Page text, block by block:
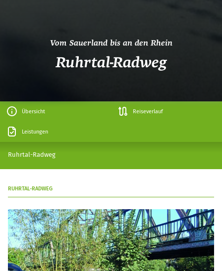
Vom Sauerland bis an den Rhein
Ruhrtal-Radweg
Übersicht Reiseverlauf
Leistungen
Ruhrtal-Radweg
RUHRTAL-RADWEG